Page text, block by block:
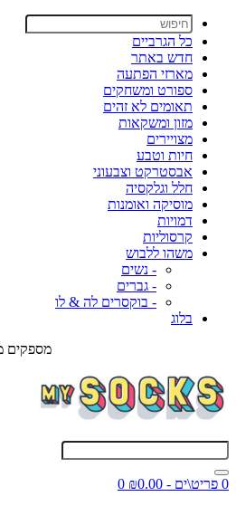
כל הגרביים
חדש באתר
מארזי הפתעה
ספורט ומשחקים
תאומים לא זהים
מזון ומשקאות
מצויירים
חיות וטבע
אבסטרקט וצבעוני
חלל וגלקסיה
מוסיקה ואומנות
דמויות
קרסוליות
משהו ללבוש
- נשים
- גברים
- בוקסרים לה & לו
בלוג
מספקים מתנות מפנקות
0 פריט\ים - ₪0.00
0